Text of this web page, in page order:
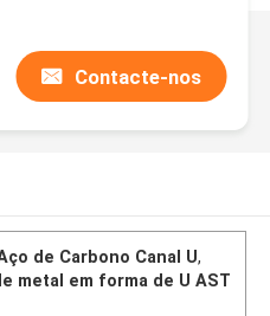
Contacte-nos
de Carbono Canal U,
metal em forma de U AST